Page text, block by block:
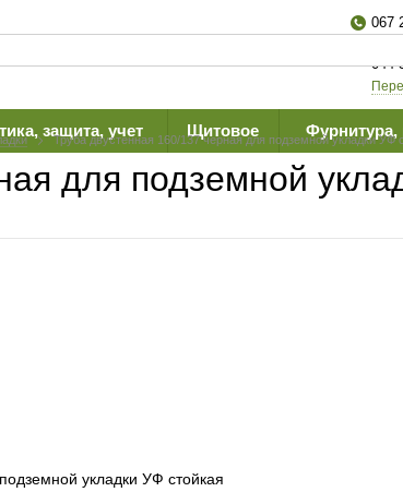
067
063
044
защита, учет Щитовое Фурнитура,
Труба двустенная 160/137 черная для подземной укладки УФ
для подземной